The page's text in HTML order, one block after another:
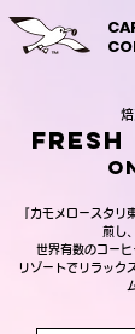
FRESH
『カモメロースタリ
煎し
世界有数のコーヒ
リゾートでリラック